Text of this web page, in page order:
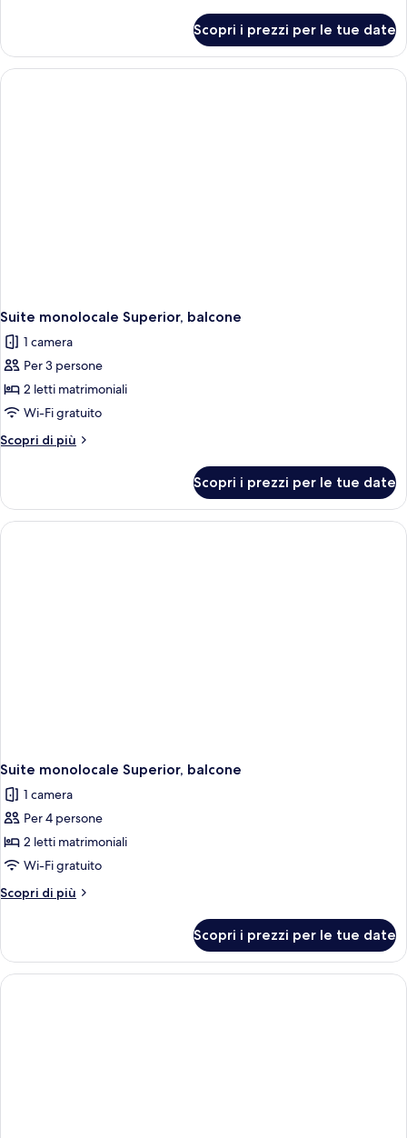
monolocale
Superior,
balcone
Scopri i prezzi per le tue date
Suite monolocale Superior, balcone
1 camera
Per 3 persone
2 letti matrimoniali
Wi-Fi gratuito
Scopri di più
Altri
monolocale
Superior,
balcone
Scopri i prezzi per le tue date
Suite monolocale Superior, balcone
1 camera
Per 4 persone
2 letti matrimoniali
Wi-Fi gratuito
Scopri di più
Altri
monolocale
Superior,
balcone
Scopri i prezzi per le tue date